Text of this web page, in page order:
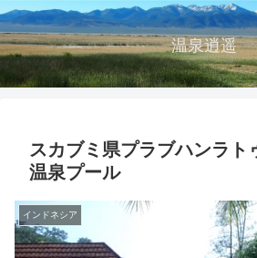
温泉逍遥
スカブミ県プラブハンラ
温泉プール
インドネシア